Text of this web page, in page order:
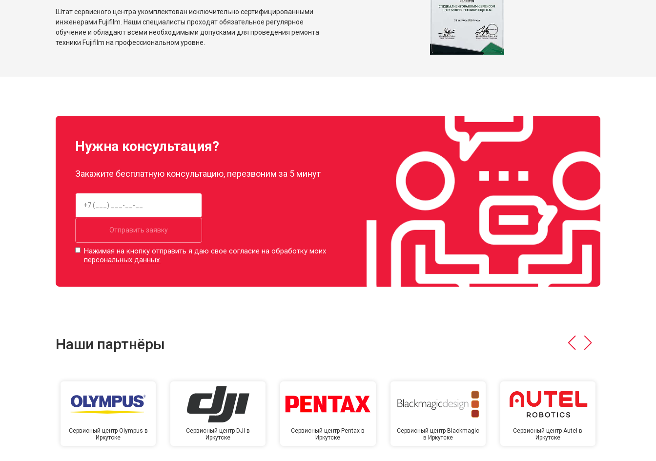
Штат сервисного центра укомплектован исключительно сертифицированными
инженерами Fujifilm. Наши специалисты проходят обязательное регулярное
обучение и обладают всеми необходимыми допусками для проведения ремонта
техники Fujifilm на профессиональном уровне.
Нужна консультация?
Закажите бесплатную консультацию, перезвоним за 5 минут
Отправить заявку
Нажимая на кнопку отправить я даю свое согласие на обработку моих
персональных данных.
Наши партнёры
Сервисный центр Olympus в
Иркутске
Сервисный центр DJI в
Иркутске
Сервисный центр Pentax в
Иркутске
Сервисный центр Blackmagic
в Иркутске
Сервисный центр Autel в
Иркутске